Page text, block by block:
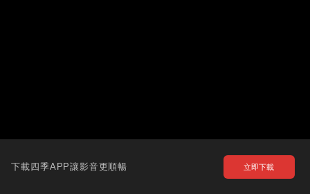
下載四季APP讓影音更順暢 立即下載